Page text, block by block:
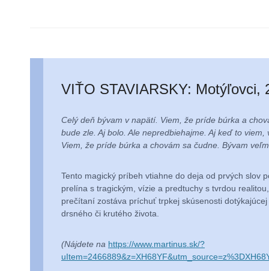
VIŤO STAVIARSKY: Motýľovci,
Celý deň bývam v napätí. Viem, že príde búrka a
bude zle. Aj bolo. Ale nepredbiehajme. Aj keď to
Viem, že príde búrka a chovám sa čudne. Bývam
Tento magický príbeh vtiahne do deja od prvých slov
prelína s tragickým, vízie a predtuchy s tvrdou
prečítaní zostáva príchuť trpkej skúsenosti
drsného či krutého života.
(Nájdete na https://www.martinus.sk/?